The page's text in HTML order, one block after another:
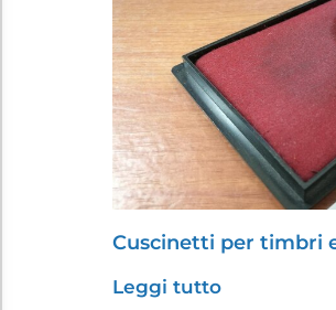
Cuscinetti per timbri
Leggi tutto